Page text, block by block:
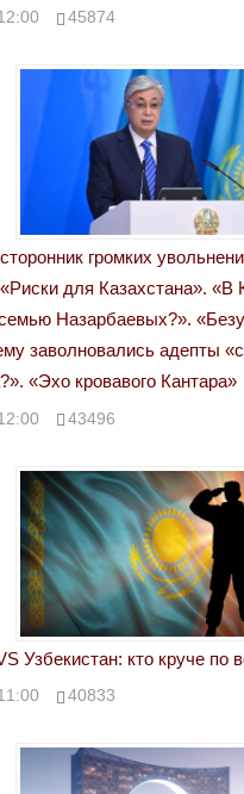
45874
громких
для Казахстана». «В
Назарбаевых?».
заволновались адепты
«Эхо кровавого Кантара»
43496
Узбекистан: кто круче по
40833